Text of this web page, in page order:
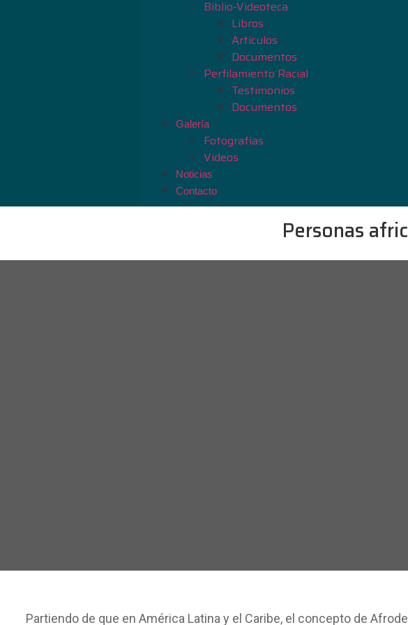
Biblio-Videoteca
Libros
Artículos
Documentos
Perfilamiento Racial
Testimonios
Documentos
Galería
Fotografías
Videos
Noticias
Contacto
Personas
Partiendo de que en América Latina y el Caribe, el concepto de